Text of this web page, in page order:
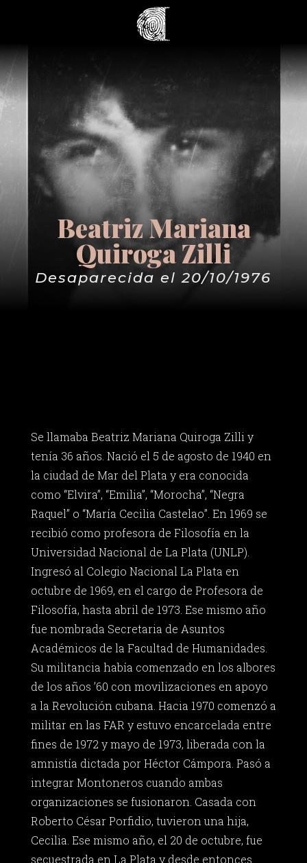
Beatriz Mariana
Quiroga Zilli
Desaparecida el 20/10/1976
Se llamaba Beatriz Mariana Quiroga Zilli y
tenía 36 años. Nació el 5 de agosto de 1940 en
la ciudad de Mar del Plata y era conocida
como “Elvira”, “Emilia”, “Morocha”, “Negra
Raquel” o “María Cecilia Castelao”. En 1969 se
recibió como profesora de Filosofía en la
Universidad Nacional de La Plata (UNLP).
Ingresó al Colegio Nacional La Plata en
octubre de 1969, en el cargo de Profesora de
Filosofía, hasta abril de 1973. Ese mismo año
fue nombrada Secretaria de Asuntos
Académicos de la Facultad de Humanidades.
Su militancia había comenzado en los albores
de los años ’60 con movilizaciones en apoyo
a la Revolución cubana. Hacia 1970 comenzó a
militar en las FAR y estuvo encarcelada entre
fines de 1972 y mayo de 1973, liberada con la
amnistía dictada por Héctor Cámpora. Pasó a
integrar Montoneros cuando ambas
organizaciones se fusionaron. Casada con
Roberto César Porfidio, tuvieron una hija,
Cecilia. Ese mismo año, el 20 de octubre, fue
secuestrada en La Plata y desde entonces